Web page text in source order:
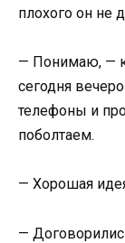
плохого он не
— Понимаю, —
сегодня
телефоны и
поболтаем.
— Хорошая
—